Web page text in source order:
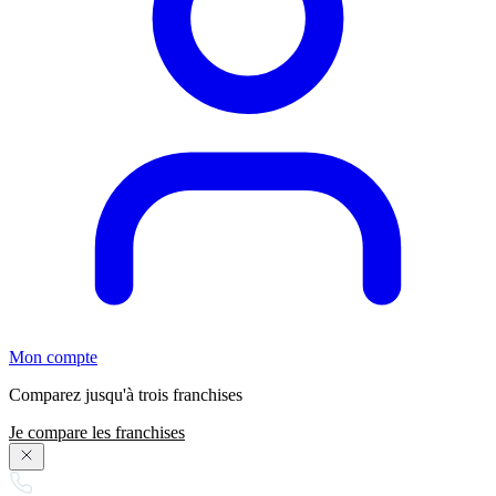
Mon compte
Comparez jusqu'à trois franchises
Je compare les franchises